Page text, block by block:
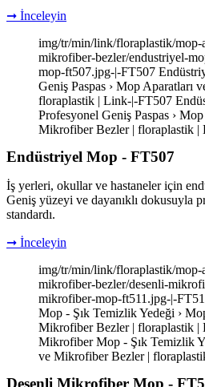
➞ İnceleyin
img/tr/min/link/floraplastik/mop-
mikrofiber-bezler/endustriyel-
mop-ft507.jpg-|-FT507
Geniş Paspas › Mop Aparatları
floraplastik | Link-|-FT507
Profesyonel Geniş Paspas ›
Mikrofiber Bezler | floraplastik |
Endüstriyel Mop - FT507
İş yerleri, okullar ve hastaneler için
Geniş yüzeyi ve dayanıklı dokusuyla
standardı.
➞ İnceleyin
img/tr/min/link/floraplastik/mop-
mikrofiber-bezler/desenli-
mikrofiber-mop-ft511.jpg-|-
Mop - Şık Temizlik Yedeği ›
Mikrofiber Bezler | floraplastik |
Mikrofiber Mop - Şık Temizlik
ve Mikrofiber Bezler |
Desenli Mikrofiber Mop -